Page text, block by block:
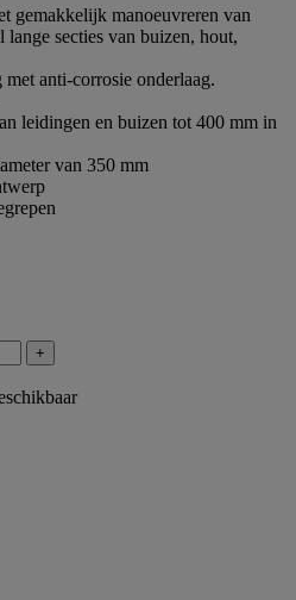
gemakkelijk manoeuvreren van
secties van buizen, hout,
anti-corrosie onderlaag.
leidingen en buizen tot 400 mm in
van 350 mm
+